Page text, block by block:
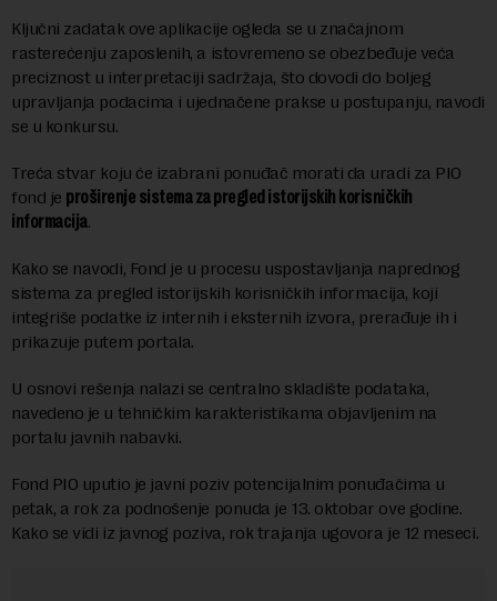
Ključni zadatak ove aplikacije ogleda se u značajnom
rasterećenju zaposlenih, a istovremeno se obezbeđuje veća
preciznost u interpretaciji sadržaja, što dovodi do boljeg
upravljanja podacima i ujednačene prakse u postupanju, navodi
se u konkursu.
Treća stvar koju će izabrani ponuđač morati da uradi za PIO
fond je proširenje sistema za pregled istorijskih korisničkih
informacija.
Kako se navodi, Fond je u procesu uspostavljanja naprednog
sistema za pregled istorijskih korisničkih informacija, koji
integriše podatke iz internih i eksternih izvora, prerađuje ih i
prikazuje putem portala.
U osnovi rešenja nalazi se centralno skladište podataka,
navedeno je u tehničkim karakteristikama objavljenim na
portalu javnih nabavki.
Fond PIO uputio je javni poziv potencijalnim ponuđačima u
petak, a rok za podnošenje ponuda je 13. oktobar ove godine.
Kako se vidi iz javnog poziva, rok trajanja ugovora je 12 meseci.